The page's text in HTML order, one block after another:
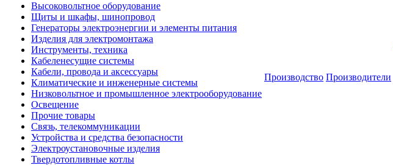
Высоковольтное оборудование
Щиты и шкафы, шинопровод
Генераторы электроэнергии и элементы питания
Изделия для электромонтажа
Инструменты, техника
Кабеленесущие системы
Кабели, провода и аксессуары
Климатические и инженерные системы
Низковольтное и промышленное электрооборудование
Освещение
Прочие товары
Связь, телекоммуникации
Устройства и средства безопасности
Электроустановочные изделия
Твердотопливные котлы
Производство Производители